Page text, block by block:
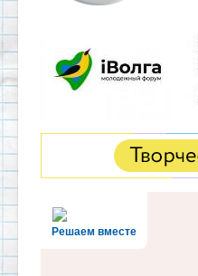
Решаем вместе